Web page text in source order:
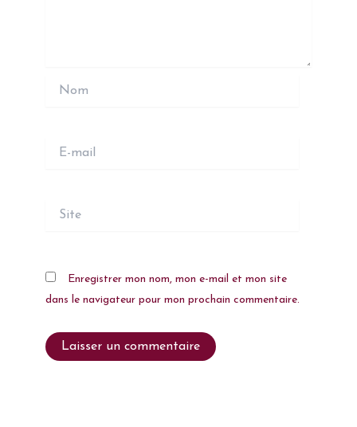
Nom
mail
Site
Enregistrer mon nom, mon e-mail et mon site
dans le navigateur pour mon prochain commentaire.